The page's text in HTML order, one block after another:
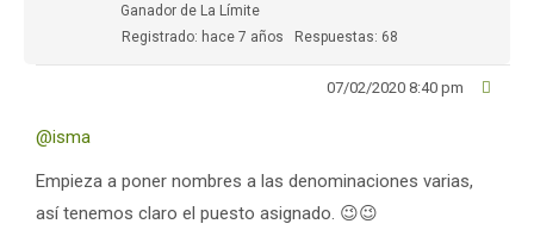
Ganador de La Límite
Registrado: hace 7 años
Respuestas: 68
07/02/2020 8:40 pm
@isma
Empieza a poner nombres a las denominaciones varias,
así tenemos claro el puesto asignado. 😉😉